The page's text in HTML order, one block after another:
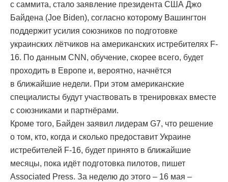
с саммита, стало заявление президента США Джо
Байдена (Joe Biden), согласно которому Вашингтон
поддержит усилия союзников по подготовке
украинских лётчиков на американских истребителях F-
16. По данным CNN, обучение, скорее всего, будет
проходить в Европе и, вероятно, начнётся
в ближайшие недели. При этом американские
специалисты будут участвовать в тренировках вместе
с союзниками и партнёрами.
Кроме того, Байден заявил лидерам G7, что решение
о том, кто, когда и сколько предоставит Украине
истребителей F-16, будет принято в ближайшие
месяцы, пока идёт подготовка пилотов, пишет
Associated Press. За неделю до этого – 16 мая –